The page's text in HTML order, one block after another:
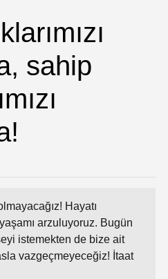
sahip
Hayatı
arzuluyoruz. Bugün
istemekten de bize ait
vazgeçmeyeceğiz! İtaat